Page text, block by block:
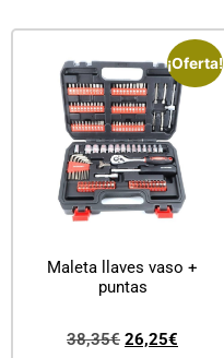
¡Oferta!
Maleta llaves vaso +
puntas
38,35€ 26,25€